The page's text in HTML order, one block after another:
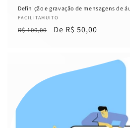
Definição e gravação de mensagens de
Fornecedor:
FACILITAMUITO
Preço
R$ 100,00
Preço
De R$ 50,00